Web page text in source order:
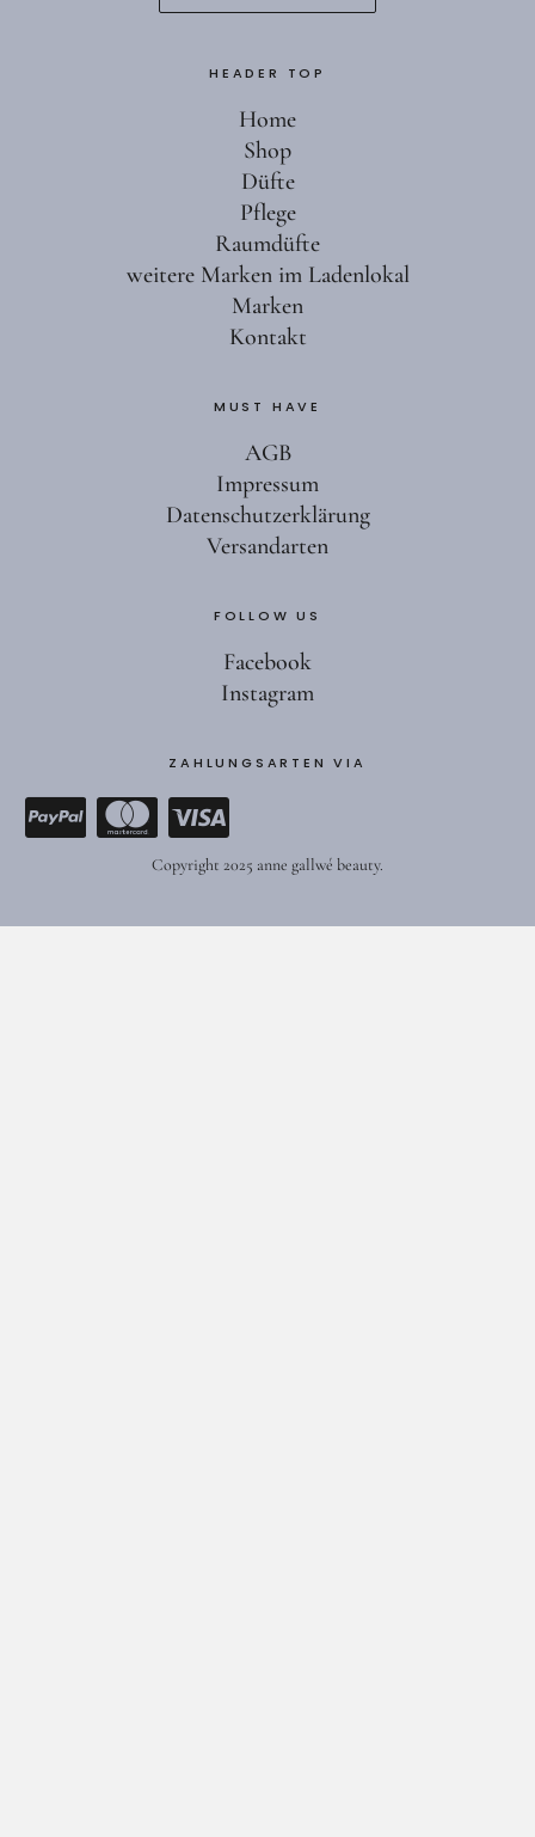
HEADER TOP
Home
Shop
Düfte
Pflege
Raumdüfte
weitere Marken im Ladenlokal
Marken
Kontakt
MUST HAVE
AGB
Impressum
Datenschutzerklärung
Versandarten
FOLLOW US
Facebook
Instagram
ZAHLUNGSARTEN VIA
Copyright 2025 anne gallwé beauty